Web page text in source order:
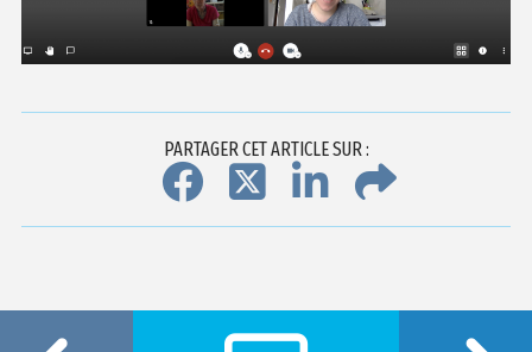
PARTAGER CET ARTICLE SUR :